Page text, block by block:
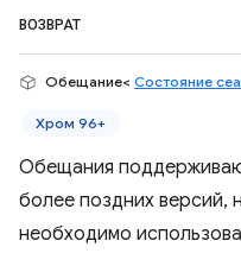
ВОЗВРАТ
Обещание< Состояние
Хром 96+
Обещания
более поздних версий,
необходимо